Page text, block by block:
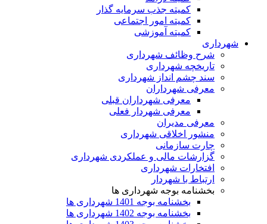
کمیته جذب سرمایه گذار
کمیته امور اجتماعی
کمیته آموزشی
شهرداری
شرح وظائف شهرداری
تاریخچه شهرداری
سند چشم انداز شهرداری
معرفی شهرداران
معرفی شهرداران قبلی
معرفی شهردار فعلی
معرفی مدیران
منشور اخلاقی شهرداری
چارت سازمانی
گزارشات مالی و عملکردی شهرداری
افتخارات شهرداری
ارتباط با شهردار
بخشنامه بوجه شهرداری ها
بخشنامه بوجه 1401 شهرداری ها
بخشنامه بوجه 1402 شهرداری ها